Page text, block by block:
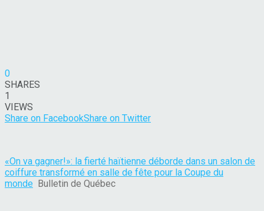
0
SHARES
1
VIEWS
Share on FacebookShare on Twitter
«On va gagner!»: la fierté haïtienne déborde dans un salon de
coiffure transformé en salle de fête pour la Coupe du
monde Bulletin de Québec